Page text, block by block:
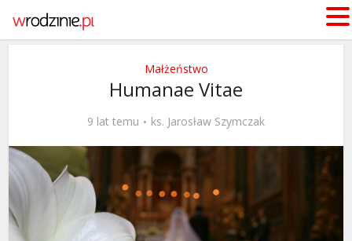
Małżeństwo
Humanae Vitae
9 lat temu ks. Jarosław Szymczak